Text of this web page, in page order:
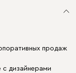
продаж
с дизайнерами